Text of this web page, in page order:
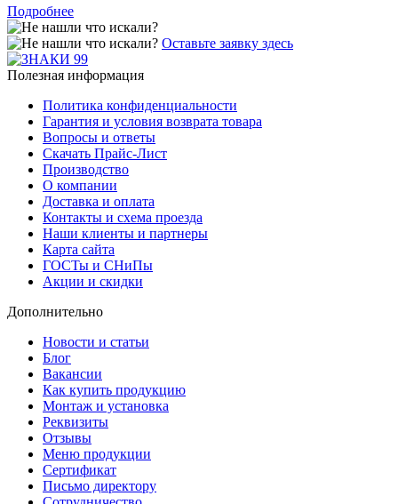
Подробнее
Оставьте заявку здесь
Полезная информация
Политика конфиденциальности
Гарантия и условия возврата товара
Вопросы и ответы
Скачать Прайс-Лист
Производство
О компании
Доставка и оплата
Контакты и схема проезда
Наши клиенты и партнеры
Карта сайта
ГОСТы и СНиПы
Акции и скидки
Дополнительно
Новости и статьи
Блог
Вакансии
Как купить продукцию
Монтаж и установка
Реквизиты
Отзывы
Меню продукции
Сертификат
Письмо директору